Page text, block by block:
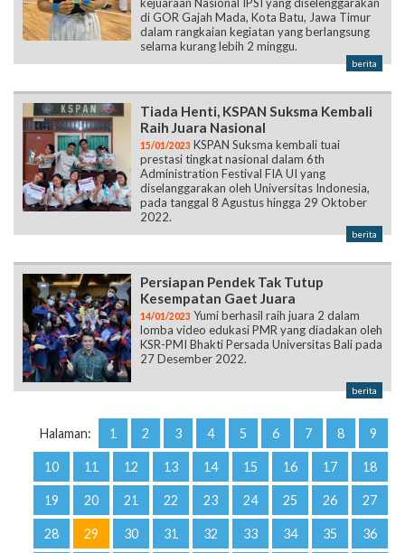
di GOR Gajah Mada, Kota Batu, Jawa Timur
dalam rangkaian kegiatan yang berlangsung
selama kurang lebih 2 minggu.
berita
Tiada Henti, KSPAN Suksma Kembali
Raih Juara Nasional
15/01/2023 KSPAN Suksma kembali tuai
prestasi tingkat nasional dalam 6th
Administration Festival FIA UI yang
diselanggarakan oleh Universitas Indonesia,
pada tanggal 8 Agustus hingga 29 Oktober
2022.
berita
Persiapan Pendek Tak Tutup
Kesempatan Gaet Juara
14/01/2023 Yumi berhasil raih juara 2 dalam
lomba video edukasi PMR yang diadakan oleh
KSR-PMI Bhakti Persada Universitas Bali pada
27 Desember 2022.
berita
Halaman: 1 2 3 4 5 6 7 8 9
10 11 12 13 14 15 16 17 18
19 20 21 22 23 24 25 26 27
28 29 30 31 32 33 34 35 36